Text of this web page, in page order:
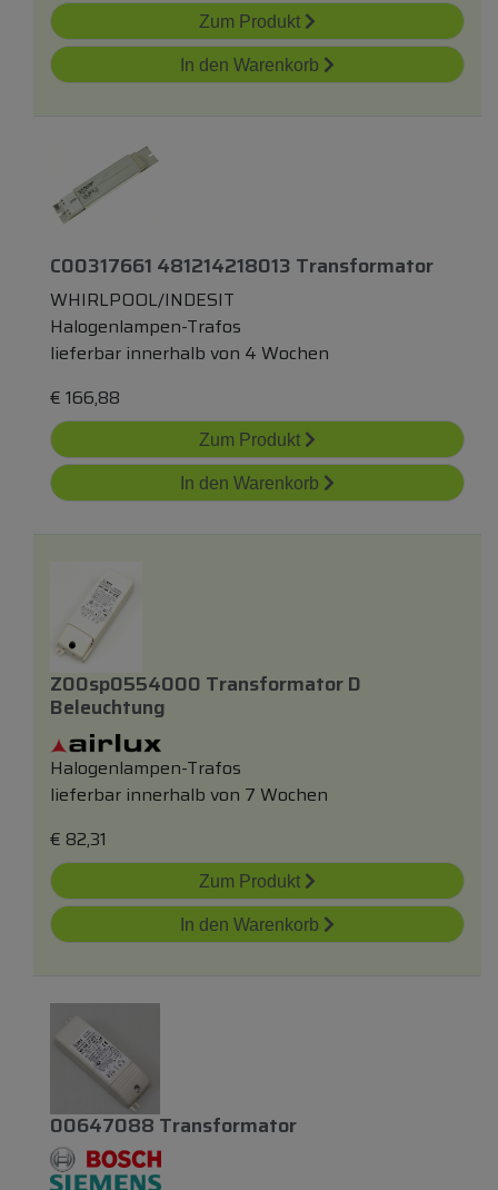
Zum Produkt
In den Warenkorb
C00317661 481214218013 Transformator
WHIRLPOOL/INDESIT
Halogenlampen-Trafos
lieferbar innerhalb von 4 Wochen
€ 166,88
Zum Produkt
In den Warenkorb
Z00sp0554000 Transformator D
Beleuchtung
Halogenlampen-Trafos
lieferbar innerhalb von 7 Wochen
€ 82,31
Zum Produkt
In den Warenkorb
00647088 Transformator